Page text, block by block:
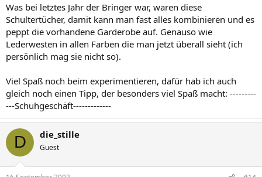
Was bei letztes Jahr der Bringer war, waren diese
Schultertücher, damit kann man fast alles kombinieren und es
peppt die vorhandene Garderobe auf. Genauso wie
Lederwesten in allen Farben die man jetzt überall sieht (ich
persönlich mag sie nicht so).
Viel Spaß noch beim experimentieren, dafür hab ich auch
gleich noch einen Tipp, der besonders viel Spaß macht: ---------
---Schuhgeschäft-------------
D die_stille
Guest